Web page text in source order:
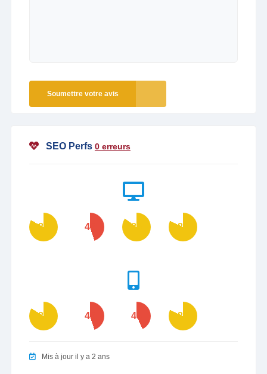
Soumettre votre avis
SEO Perfs 0 erreurs
83 45 85 82
84 45 43 82
Mis à jour il y a 2 ans